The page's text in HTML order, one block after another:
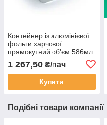
Контейнер із алюмінієвої
фольги харчової
прямокутний об'єм 586мл
1 267,50 ₴/пач
Купити
Подібні товари компанії